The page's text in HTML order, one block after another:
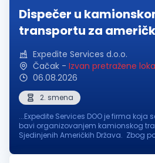
Dispečer u
transportu za
Expedite Services d.o.o.
Čačak - Izvan pretražene
06.08.2026
2. smena
...Expedite Services DOO je firma koja
bavi organizovanjem kamionskog
Sjedinjenih Američkih Država. Zbog
bez iskustva...